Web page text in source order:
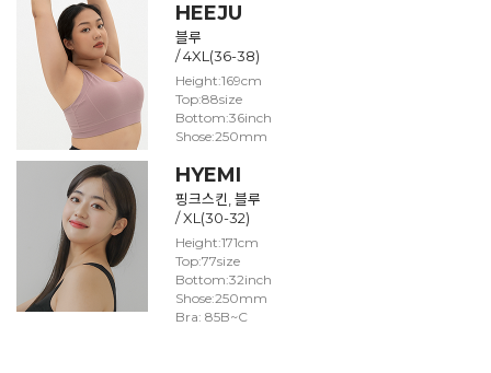
HEEJU
블루
/ 4XL(36-38)
Height:169cm
Top:88size
Bottom:36inch
Shose:250mm
HYEMI
핑크스킨, 블루
/ XL(30-32)
Height:171cm
Top:77size
Bottom:32inch
Shose:250mm
Bra: 85B~C